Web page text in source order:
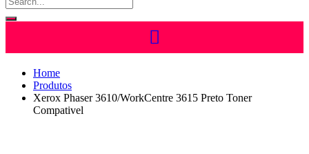
Home
Produtos
Xerox Phaser 3610/WorkCentre 3615 Preto Toner
Compativel